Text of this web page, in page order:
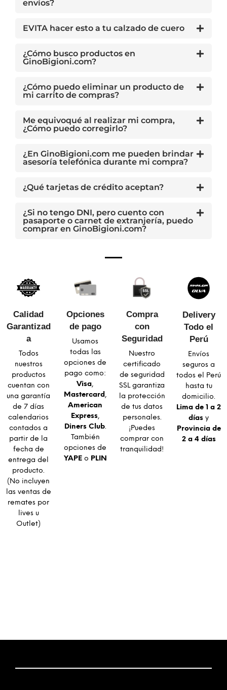
envíos?
EVITA hacer esto a tu calzado de cuero
¿Cómo busco productos en
GinoBigioni.com?
¿Cómo puedo eliminar un producto de
mi carrito de compras?
Me equivoqué al realizar mi compra,
¿Cómo puedo corregirlo?
¿En GinoBigioni.com me pueden brindar
asesoría telefónica durante mi compra?
¿Qué tarjetas de crédito aceptan?
¿Si no tengo DNI, pero cuento con
pasaporte o carnet de extranjería, puedo
comprar en GinoBigioni.com?
Calidad
Garantizad
a​
Todos
nuestros
productos
cuentan con
una garantía
de 7 días
calendarios
contados a
partir de la
fecha de
entrega del
producto.
(No incluyen
las ventas de
remates por
lives u
Outlet)
Opciones
de pago
Usamos
todas las
opciones de
pago como:
Visa,
Mastercard ,
American
Express,
Diners Club.
También
opciones de
YAPEo PLIN
Compra
con
Seguridad​
Nuestro
certificado
de seguridad
SSL garantiza
la protección
de tus datos
personales.
¡Puedes
comprar con
tranquilidad!
Delivery
Todo el
Perú
Envíos
seguros a
todos el Perú
hasta tu
domicilio.
Lima de 1 a 2
días y
Provincia de
2 a 4 días